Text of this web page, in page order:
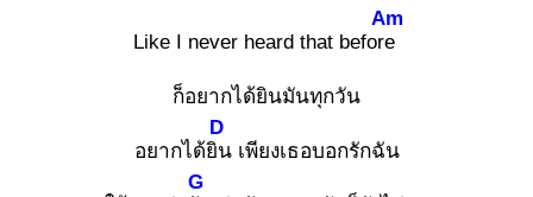
Like I never heard that before
Am
ก็อยากได้ยินมันทุกวัน
อยากได้ยิน
D
เพียงเธอบอกรักฉัน
G